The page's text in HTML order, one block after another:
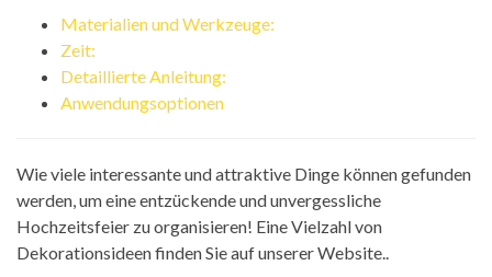
Materialien und Werkzeuge:
Zeit:
Detaillierte Anleitung:
Anwendungsoptionen
Wie viele interessante und attraktive Dinge können gefunden
werden, um eine entzückende und unvergessliche
Hochzeitsfeier zu organisieren! Eine Vielzahl von
Dekorationsideen finden Sie auf unserer Website..